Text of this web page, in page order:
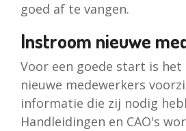
goed af te vangen.
Instroom nieuwe
Voor een goede start is
nieuwe medewerkers
informatie die zij nodig
Handleidingen en CAO's